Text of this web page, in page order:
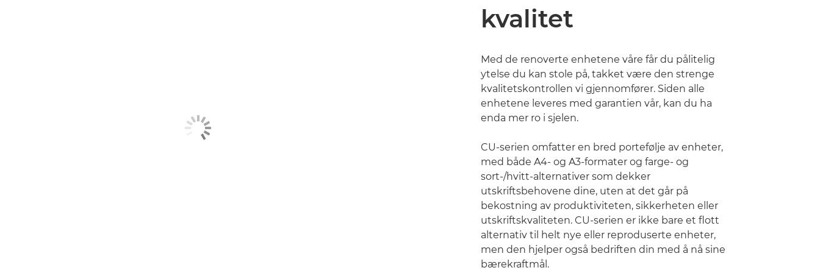
kvalitet
Med de renoverte enhetene våre får du pålitelig
ytelse du kan stole på, takket være den strenge
kvalitetskontrollen vi gjennomfører. Siden alle
enhetene leveres med garantien vår, kan du ha
enda mer ro i sjelen.
CU-serien omfatter en bred portefølje av enheter,
med både A4- og A3-formater og farge- og
sort-/hvitt-alternativer som dekker
utskriftsbehovene dine, uten at det går på
bekostning av produktiviteten, sikkerheten eller
utskriftskvaliteten. CU-serien er ikke bare et flott
alternativ til helt nye eller reproduserte enheter,
men den hjelper også bedriften din med å nå sine
bærekraftmål.